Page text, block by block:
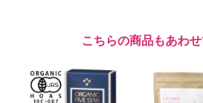
こちらの商品もあわ